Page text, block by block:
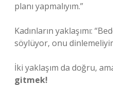
planı yapmalıyım.”
Kadınların yaklaşımı:
söylüyor, onu
İki yaklaşım da doğru,
gitmek!